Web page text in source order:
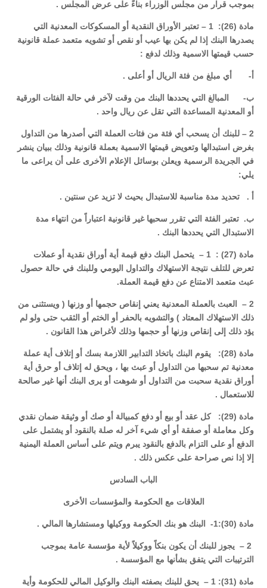
بموجب قرار من مجلس الوزراء بناءً على عرض المجلس .
مادة (26): 1 – تعتبر الأوراق النقدية أو المسكوكات المعدنية التي
يصدرها البنك إذا لم يكن بها عيب أو نقص أو تشويه متعمد عملة قانونية
حسب قيمتها الاسمية وذلك لدفع :
‌أ- أي مبلغ من فئة الريال أو أعلى .
‌ب- المبالغ التي يحددها البنك من وقت لآخر في حالة الفئات الورقية
أو المعدنية المساعدة التي تقل عن ريال واحد .
2 – للبنك أن يسحب أي فئة من فئات العملة التي أصدرها من التداول
بغرض استبدالها وتعويض قيمتها الاسمية بعملة قانونية وذلك ببيان ينشر
في الجريدة الرسمية ويعلن بوسائل الإعلام الأخرى على أن يراعى ما
يلي:
أ . تحديد مدة مناسبة للاستبدال بحيث لا تزيد عن سنتين .
ب. تعتبر الفئة التي تقرر سحبها غير قانونية اعتباراً من انتهاء مدة
الاستبدال التي يحددها البنك .
مادة (27) : 1 – يتحمل البنك دفع قيمة أية أوراق نقدية أو عملات
تعرض للتلف نتيجة الاستهلاك والتداول اليومي وللبنك في حالة حصول
عبث متعمد الامتناع عن دفع قيمة العملة.
2 – العبث بالعملة المعدنية يعني إنقاص حجمها أو وزنها ( ويستثنى من
ذلك الاستهلاك المعتاد ) والتشويه بالحفر أو الختم أو الثقب حتى ولو لم
يؤد ذلك إلى إنقاص وزنها أو حجمها وذلك لأغراض هذا القانون .
مادة (28): يقوم البنك باتخاذ التدابير اللازمة بسك أو إتلاف أية عملة
معدنية تم سحبها من التداول أو عبث بها ، ويحق له إتلاف أو حرق أية
أوراق نقدية سحبت من التداول أو شوهت أو يرى البنك أنها غير صالحة
للاستعمال .
مادة (29): كل عقد أو بيع أو دفع كمبيالة أو صك أو وثيقة ضمان نقدي
وكل معاملة أو صفقة أو أي شيء آخر له صلة بالنقود أو يشتمل على
الدفع أو على التزام بالدفع بالنقود يبرم ويتم على أساس العملة اليمنية
إلا إذا نص صراحة على عكس ذلك .
الباب السادس
العلاقات مع الحكومة والمؤسسات الأخرى
مادة (30):1- البنك هو بنك الحكومة ووكيلها ومستشارها المالي .
2 – يجوز للبنك أن يكون بنكاً ووكيلاً لأية مؤسسة عامة بموجب
الترتيبات التي يتفق بشأنها مع المؤسسة .
مادة (31): 1 – يحق للبنك بصفته البنك والوكيل المالي للحكومة وأية